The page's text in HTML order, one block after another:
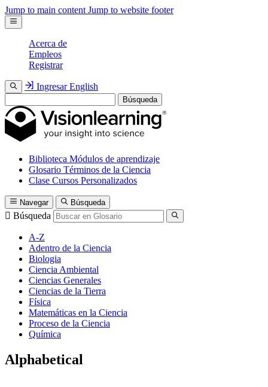
Jump to main content Jump to website footer
Acerca de
Empleos
Registrar
Ingresar English
Búsqueda
Biblioteca Módulos de aprendizaje
Glosario Términos de la Ciencia
Clase Cursos Personalizados
Navegar Búsqueda
Búsqueda
A-Z
Adentro de la Ciencia
Biologia
Ciencia Ambiental
Ciencias Generales
Ciencias de la Tierra
Física
Matemáticas en la Ciencia
Proceso de la Ciencia
Química
Alphabetical